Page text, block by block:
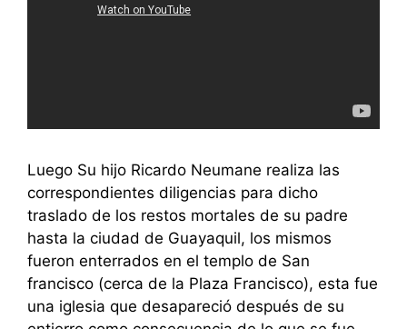
Luego Su hijo Ricardo Neumane realiza las
correspondientes diligencias para dicho
traslado de los restos mortales de su padre
hasta la ciudad de Guayaquil, los mismos
fueron enterrados en el templo de San
francisco (cerca de la Plaza Francisco), esta fue
una iglesia que desapareció después de su